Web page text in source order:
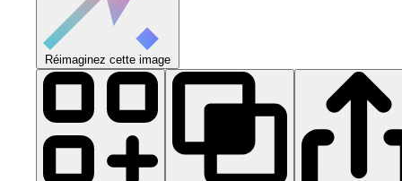
Réimaginez cette image